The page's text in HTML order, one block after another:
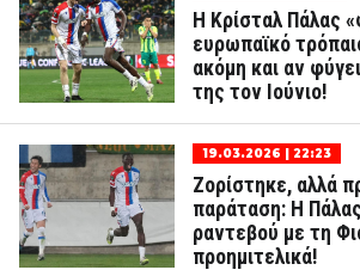
Η Κρίσταλ Πάλας
ευρωπαϊκό
ακόμη και αν
της τον Ιούνιο!
19.03.2026 | 22:23
Ζορίστηκε, αλλά
παράταση: Η
ραντεβού με τη
προημιτελικά!